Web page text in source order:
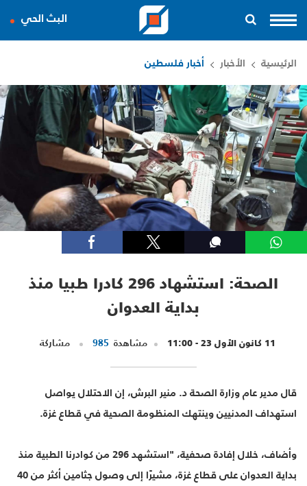
البث الحي
الرئيسية الأخبار أخبار فلسطين
الصحة: استشهاد 296 كادرا طبيا منذ
بداية العدوان
11 كانون الأول 23 - 11:00 مشاهدة 985 مشاركة
قال مدير عام وزارة الصحة د. منير البرش، إن الاحتلال يواصل
استهداف المدنيين وينتهك المنظومة الصحية في قطاع غزة.
وأضاف، خلال إفادة صحفية، "استشهد 296 من كوادرنا الطبية منذ
بداية العدوان على قطاع غزة، مشيرًا إلى وصول جثامين أكثر من 40